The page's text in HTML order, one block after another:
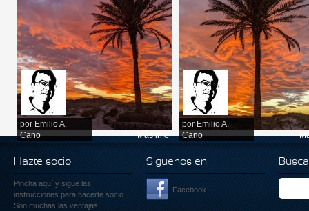
por Emilio A.
Cano
Más info
por Emilio A.
Cano
Hazte socio
Pincha aquí y sigue las
instrucciones para hacerte socio.
Son muchas las ventajas.
Siguenos en
Facebook